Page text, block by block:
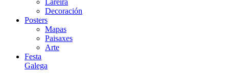
Lareira
Decoración
Posters
Mapas
Paisaxes
Arte
Festa
Galega